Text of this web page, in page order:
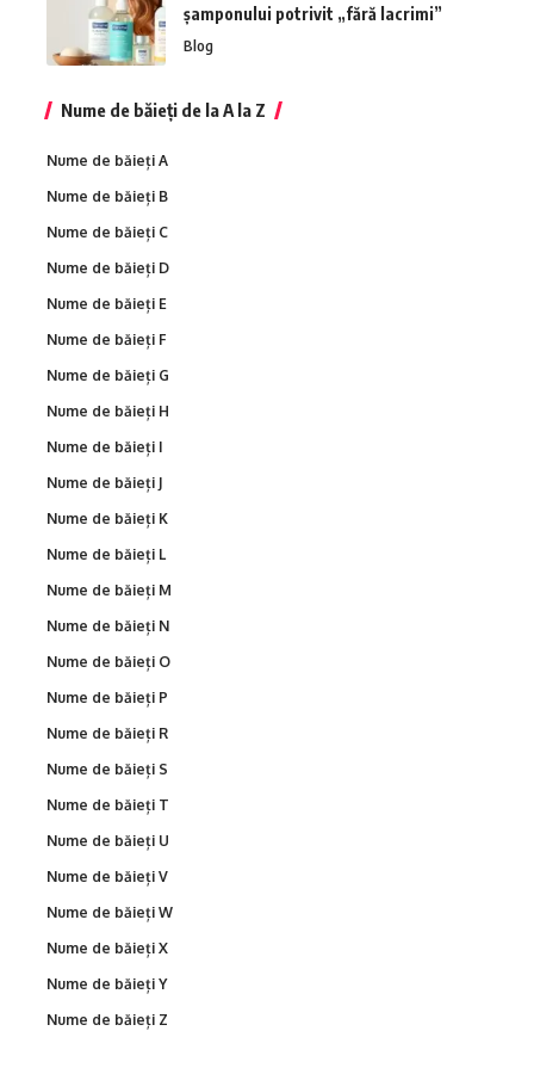
șamponului potrivit „fără lacrimi”
Blog
Nume de băieți de la A la Z
Nume de băieți A
Nume de băieți B
Nume de băieți C
Nume de băieți D
Nume de băieți E
Nume de băieți F
Nume de băieți G
Nume de băieți H
Nume de băieți I
Nume de băieți J
Nume de băieți K
Nume de băieți L
Nume de băieți M
Nume de băieți N
Nume de băieți O
Nume de băieți P
Nume de băieți R
Nume de băieți S
Nume de băieți T
Nume de băieți U
Nume de băieți V
Nume de băieți W
Nume de băieți X
Nume de băieți Y
Nume de băieți Z